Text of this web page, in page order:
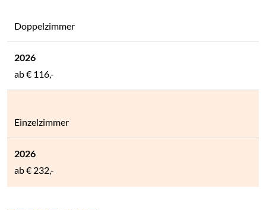
Doppelzimmer
ab€ 116,-
Einzelzimmer
ab€ 232,-